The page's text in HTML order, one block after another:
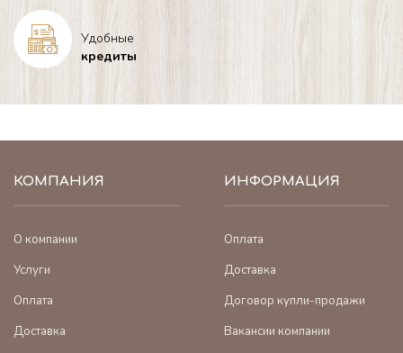
Удобные
кредиты
КОМПАНИЯ
О компании
Услуги
Оплата
Доставка
ИНФОРМАЦИЯ
Оплата
Доставка
Договор купли-продажи
Вакансии компании